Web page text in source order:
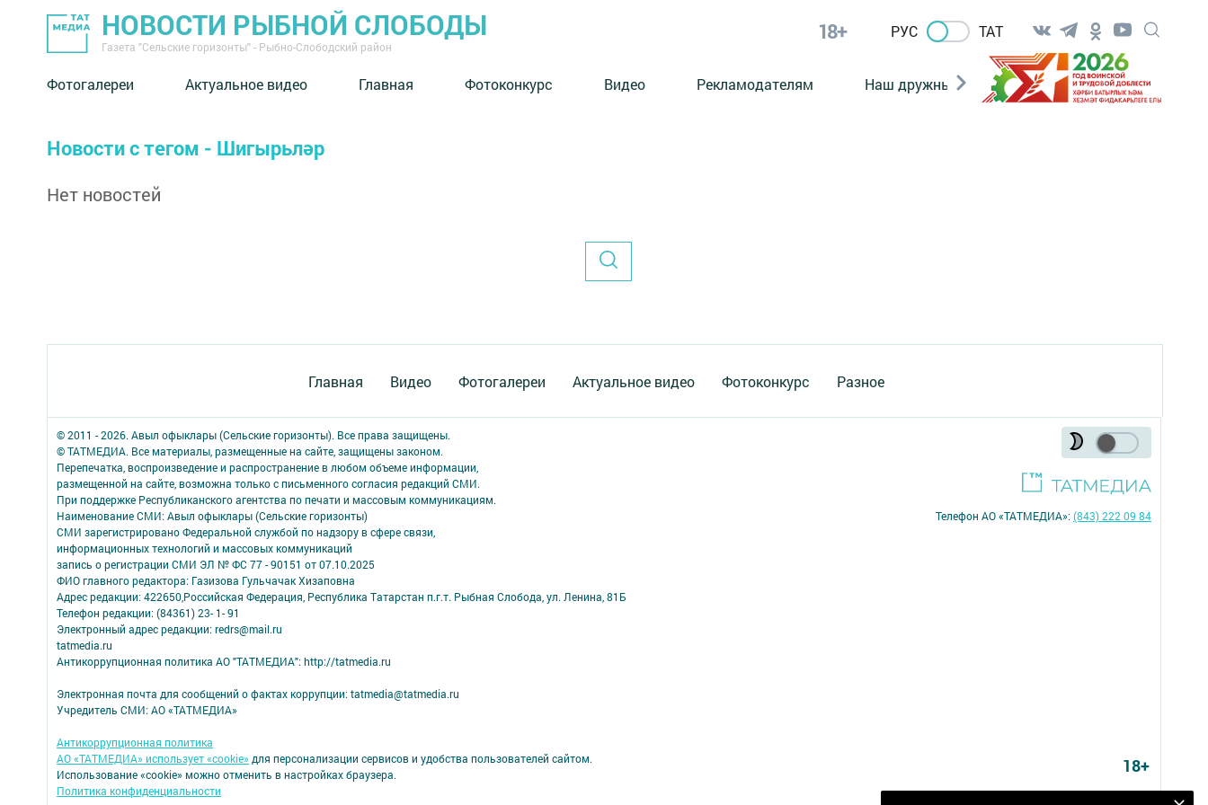
НОВОСТИ РЫБНОЙ СЛОБОДЫ
Газета "Сельские горизонты" - Рыбно-Слободский район
18+ РУС ТАТ
Фотогалереи Актуальное видео Главная Фотоконкурс Видео Рекламодателям Наш дружный коллектив Документы
Новости с тегом - Шигырьләр
Нет новостей
Главная Видео Фотогалереи Актуальное видео Фотоконкурс Разное
© 2011 - 2026. Авыл офыклары (Сельские горизонты). Все права защищены.
© ТАТМЕДИА. Все материалы, размещенные на сайте, защищены законом.
Перепечатка, воспроизведение и распространение в любом объеме информации,
размещенной на сайте, возможна только с письменного согласия редакций СМИ.
При поддержке Республиканского агентства по печати и массовым коммуникациям.
Наименование СМИ: Авыл офыклары (Сельские горизонты)
СМИ зарегистрировано Федеральной службой по надзору в сфере связи,
информационных технологий и массовых коммуникаций
запись о регистрации СМИ ЭЛ № ФС 77 - 90151 от 07.10.2025
ФИО главного редактора: Газизова Гульчачак Хизаповна
Адрес редакции: 422650,Российская Федерация, Республика Татарстан п.г.т. Рыбная Слобода, ул. Ленина, 81Б
Телефон редакции: (84361) 23- 1- 91
Электронный адрес редакции: redrs@mail.ru
tatmedia.ru
Антикоррупционная политика АО "ТАТМЕДИА": http://tatmedia.ru
Электронная почта для сообщений о фактах коррупции: tatmedia@tatmedia.ru
Учредитель СМИ: АО «ТАТМЕДИА»
Антикоррупционная политика
АО «ТАТМЕДИА» использует «cookie» для персонализации сервисов и удобства пользователей сайтом.
Использование «cookie» можно отменить в настройках браузера.
Политика конфиденциальности
Телефон АО «ТАТМЕДИА»:(843) 222 09 84
18+